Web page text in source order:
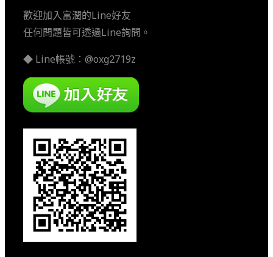
歡迎加入富潤的Line好友
任何問題皆可透過Line詢問。
◆ Line帳號：@oxg2719z